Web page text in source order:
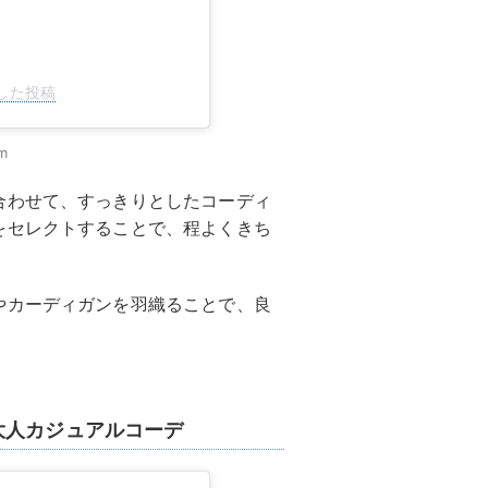
た投稿
せて、すっきりとしたコーディ
レクトすることで、程よくきち
ーディガンを羽織ることで、良
カジュアルコーデ